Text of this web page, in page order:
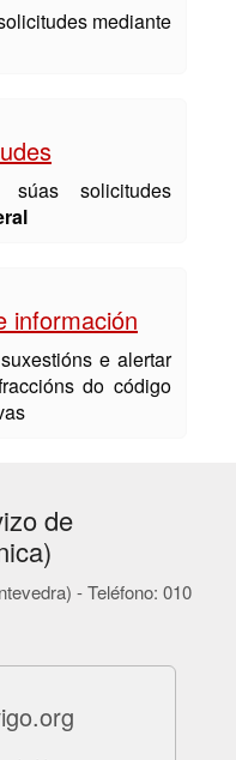
mediante
solicitudes
información
e alertar
do código
de
- Teléfono: 010